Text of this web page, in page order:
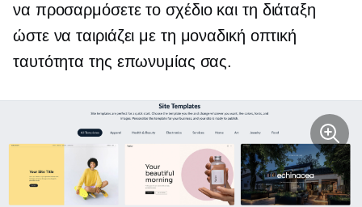
να προσαρμόσετε το σχέδιο και τη διάταξη
ώστε να ταιριάζει με τη μοναδική οπτική
ταυτότητα της επωνυμίας σας.